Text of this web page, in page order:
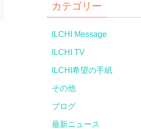
カテゴリー
ILCHI Message
ILCHI TV
ILCHI希望の手紙
その他
ブログ
最新ニュース